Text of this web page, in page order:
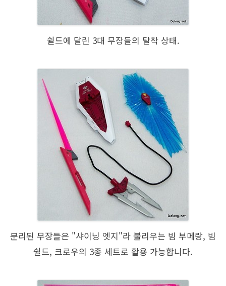
쉴드에 달린 3대 무장들의 탈착 상태.
분리된 무장들은 "샤이닝 엣지"라 불리우는 빔 부메랑, 빔
쉴드, 크로우의 3종 세트로 활용 가능합니다.